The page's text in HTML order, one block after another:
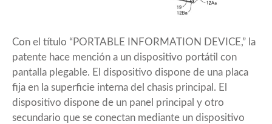
Con el título “PORTABLE INFORMATION DEVICE,” la
patente hace mención a un dispositivo portátil con
pantalla plegable. El dispositivo dispone de una placa
fija en la superficie interna del chasis principal. El
dispositivo dispone de un panel principal y otro
secundario que se conectan mediante un dispositivo